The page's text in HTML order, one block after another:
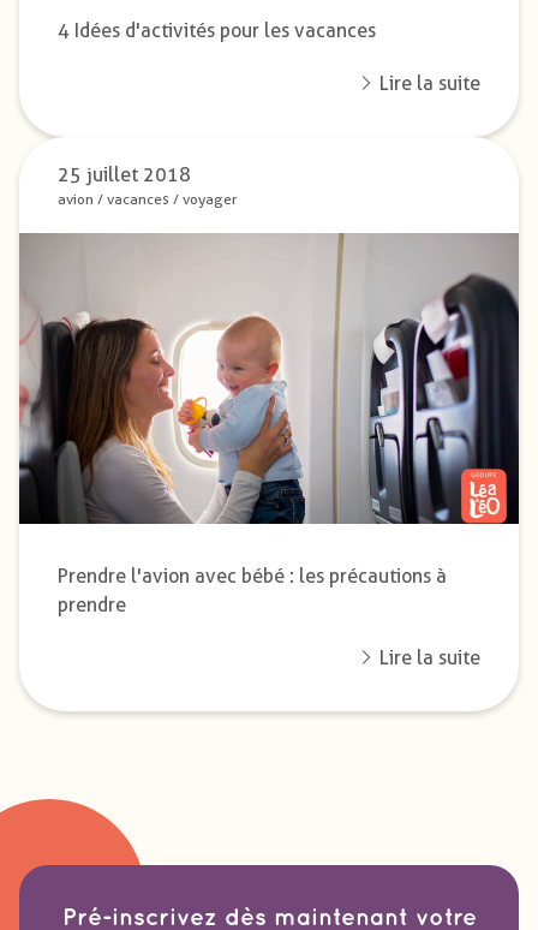
4 Idées d'activités pour les vacances
Lire la suite
25 juillet 2018
avion / vacances / voyager
Prendre l'avion avec bébé : les précautions à
prendre
Lire la suite
Pré-inscrivez dès maintenant votre